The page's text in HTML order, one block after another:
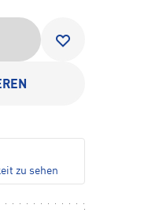
zu sehen